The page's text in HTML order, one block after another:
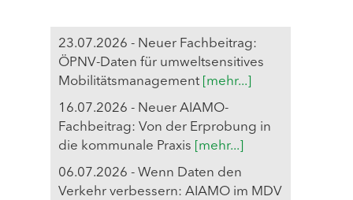
23.07.2026 - Neuer Fachbeitrag:
ÖPNV-Daten für umweltsensitives
Mobilitätsmanagement [mehr...]
16.07.2026 - Neuer AIAMO-
Fachbeitrag: Von der Erprobung in
die kommunale Praxis
[mehr...]
06.07.2026 - Wenn Daten den
Verkehr verbessern: AIAMO im MDV